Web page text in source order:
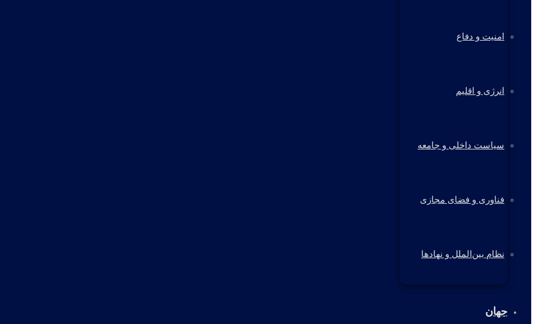
امنیت و دفاع
انرژی و اقلیم
سیاست داخلی و جامعه
فناوری و فضای مجازی
نظام بین‌الملل و نهادها
جهان